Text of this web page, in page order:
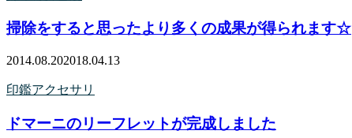
掃除をすると思ったより多くの成果が得られます☆
2014.08.202018.04.13
印鑑アクセサリ
ドマーニのリーフレットが完成しました